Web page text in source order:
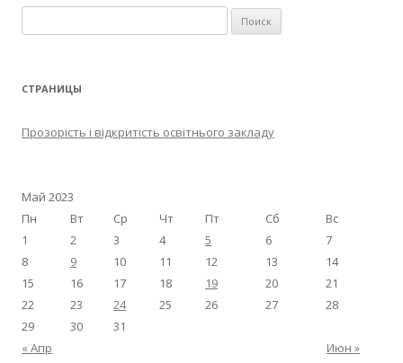
СТРАНИЦЫ
Прозорість і відкритість освітнього закладу
Май 2023
Пн
Вт Ср Чт Пт Сб Вс
« Апр Июн »
1 2 3 4 5 6
7
8
9 10 11 12 13
14
15
16 17 18 19 20
21
22
23 24 25 26 27
28
29
30 31